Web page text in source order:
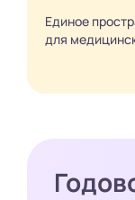
Единое
для